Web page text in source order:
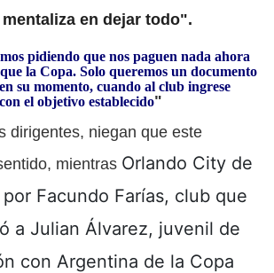
en dejar todo".
pidiendo que nos paguen nada ahora
la Copa. Solo queremos un documento
su momento, cuando al club ingrese
el objetivo establecido"
dirigentes, niegan que este
mientras Orlando City de
Facundo Farías, club que
a Julian Álvarez, juvenil de
con Argentina de la Copa